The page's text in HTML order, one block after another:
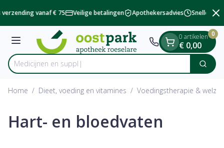
vanaf € 75 Veilige betalingen Apothekersadvies Snelle
Menu
Product, merk, categorie... Zoek
0 artikelen
€ 0,00
0
Home / Dieet, voeding en vitamines / Voedingstherapie & welzijn
Hart- en bloedvaten